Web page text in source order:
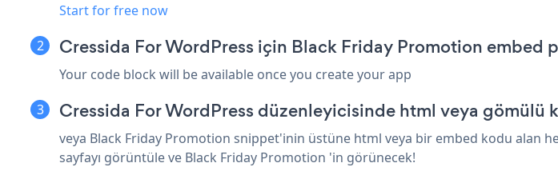
Start for free now
Cressida For WordPress için Black Friday Promotion embed
Your code block will be available once you create your app
Cressida For WordPress düzenleyicisinde html veya gömülü
veya Black Friday Promotion snippet'inin üstüne html veya bir embed kodu alan
sayfayı görüntüle ve Black Friday Promotion 'in görünecek!